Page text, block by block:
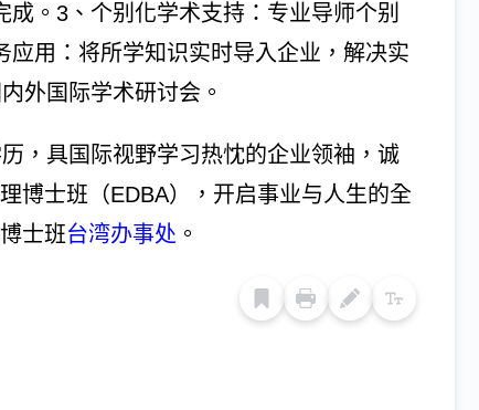
。3、个别化学术支持：专业导师个别
用：将所学知识实时导入企业，解决实
外国际学术研讨会。
，具国际视野学习热忱的企业领袖，诚
博士班（EDBA），开启事业与人生的全
士班台湾办事处 。